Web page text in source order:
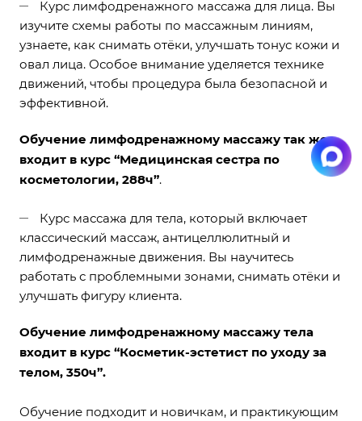
Курс лимфодренажного массажа для лица. Вы
изучите схемы работы по массажным линиям,
узнаете, как снимать отёки, улучшать тонус кожи и
овал лица. Особое внимание уделяется технике
движений, чтобы процедура была безопасной и
эффективной.
Обучение лимфодренажному массажу так же
входит в курс “Медицинская сестра по
косметологии, 288ч”.
Курс массажа для тела, который включает
классический массаж, антицеллюлитный и
лимфодренажные движения. Вы научитесь
работать с проблемными зонами, снимать отёки и
улучшать фигуру клиента.
Обучение лимфодренажному массажу тела
входит в курс “Косметик-эстетист по уходу за
телом, 350ч”.
Обучение подходит и новичкам, и практикующим